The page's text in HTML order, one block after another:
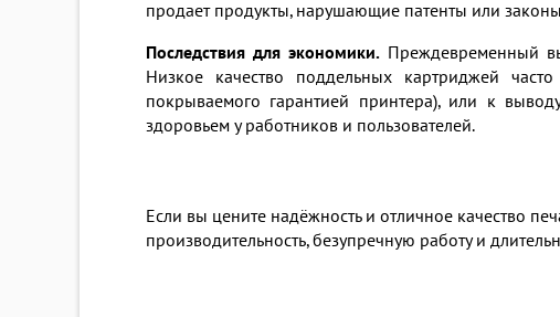
продает продукты, нарушающие патенты или
Последствия для экономики. Преждевременный
Низкое качество поддельных картриджей
покрываемого гарантией принтера), или к
здоровьем у работников и пользователей.
Если вы цените надёжность и отличное качество
производительность, безупречную работу и